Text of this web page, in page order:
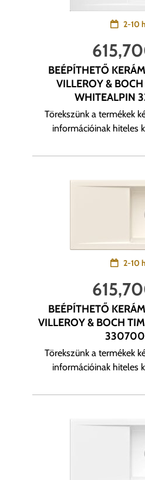
2-10
BEÉPÍTHETŐ
VILLEROY &
WHITEALPIN
Törekszünk a termékek
információinak hiteles
2-10
BEÉPÍTHETŐ
VILLEROY & BOCH
Törekszünk a termékek
információinak hiteles